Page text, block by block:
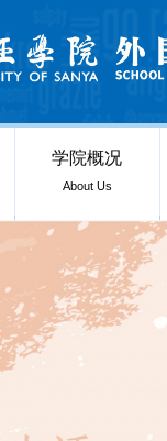
学院概况
About Us